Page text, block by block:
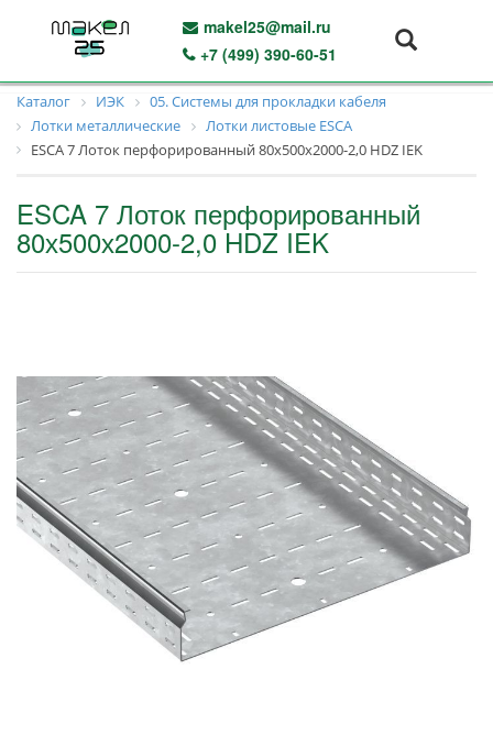
makel25@mail.ru
+7 (499) 390-60-51
Каталог ИЭК
05. Системы для прокладки кабеля
Лотки металлические
Лотки листовые ESCA
ESCA 7 Лоток перфорированный 80х500х2000-2,0 HDZ IEK
ESCA 7 Лоток перфорированный
80х500х2000-2,0 HDZ IEK